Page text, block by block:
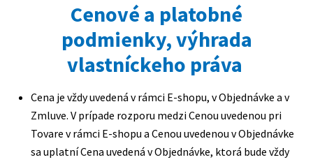
Cenové a platobné
podmienky, výhrada
vlastníckeho práva
Cena je vždy uvedená v rámci E-shopu, v Objednávke a v
Zmluve. V prípade rozporu medzi Cenou uvedenou pri
Tovare v rámci E-shopu a Cenou uvedenou v Objednávke
sa uplatní Cena uvedená v Objednávke, ktorá bude vždy